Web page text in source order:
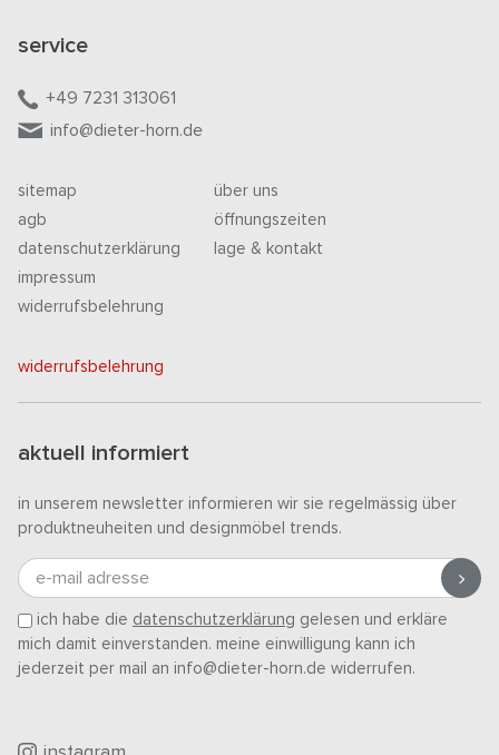
service
+49 7231 313061
info@dieter-horn.de
sitemap
agb
datenschutzerklärung
impressum
widerrufsbelehrung
über uns
öffnungszeiten
lage & kontakt
widerrufsbelehrung
aktuell informiert
in unserem newsletter informieren wir sie regelmässig über
produktneuheiten und designmöbel trends.
e-mail adresse
ich habe die datenschutzerklärung gelesen und erkläre
mich damit einverstanden. meine einwilligung kann ich
jederzeit per mail an info@dieter-horn.de widerrufen.